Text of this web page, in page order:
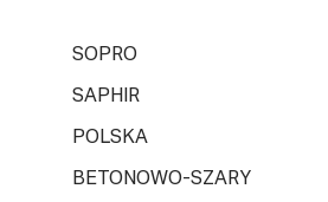
SOPRO
SAPHIR
POLSKA
BETONOWO-SZARY